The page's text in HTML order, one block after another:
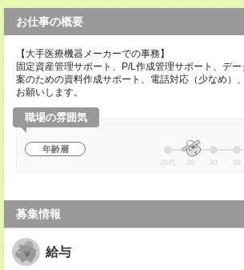
お仕事の概要
【大手医療機器メーカーでの事務】
固定資産管理サポート、P/L作成管理サポート、デ
案のための資料作成サポート、電話対応（少なめ）
お願いします。
職場の雰囲気
年齢層
20代 30 40 50
募集情報
給与